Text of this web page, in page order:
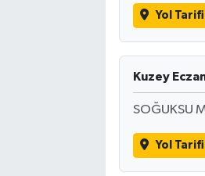
Yol Tarifi
Kuzey
SOĞUKSU
Yol Tarifi